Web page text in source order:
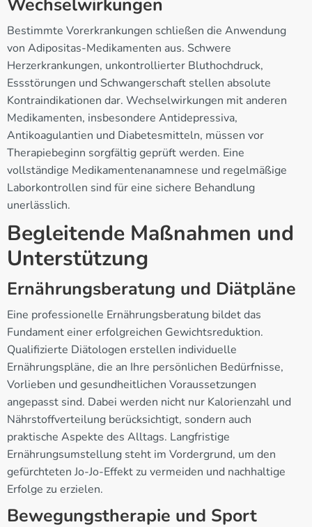
Wechselwirkungen
Bestimmte Vorerkrankungen schließen die Anwendung
von Adipositas-Medikamenten aus. Schwere
Herzerkrankungen, unkontrollierter Bluthochdruck,
Essstörungen und Schwangerschaft stellen absolute
Kontraindikationen dar. Wechselwirkungen mit anderen
Medikamenten, insbesondere Antidepressiva,
Antikoagulantien und Diabetesmitteln, müssen vor
Therapiebeginn sorgfältig geprüft werden. Eine
vollständige Medikamentenanamnese und regelmäßige
Laborkontrollen sind für eine sichere Behandlung
unerlässlich.
Begleitende Maßnahmen und
Unterstützung
Ernährungsberatung und Diätpläne
Eine professionelle Ernährungsberatung bildet das
Fundament einer erfolgreichen Gewichtsreduktion.
Qualifizierte Diätologen erstellen individuelle
Ernährungspläne, die an Ihre persönlichen Bedürfnisse,
Vorlieben und gesundheitlichen Voraussetzungen
angepasst sind. Dabei werden nicht nur Kalorienzahl und
Nährstoffverteilung berücksichtigt, sondern auch
praktische Aspekte des Alltags. Langfristige
Ernährungsumstellung steht im Vordergrund, um den
gefürchteten Jo-Jo-Effekt zu vermeiden und nachhaltige
Erfolge zu erzielen.
Bewegungstherapie und Sport